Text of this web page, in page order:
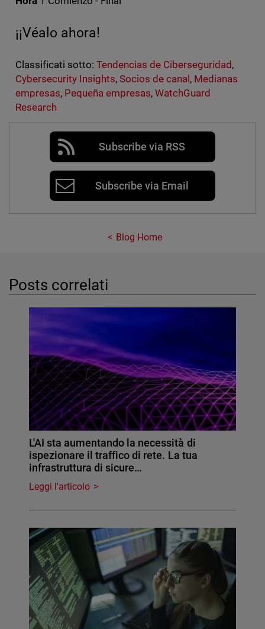
¡¡Véalo ahora!
Classificati sotto: Tendencias de Ciberseguridad ,
Cybersecurity Insights, Socios de canal , Medianas
empresas, Pequeña empresas, WatchGuard
Research
Subscribe via RSS
Subscribe via Email
Blog Home
Posts correlati
L'AI sta aumentando la necessità di
ispezionare il traffico di rete. La tua
infrastruttura di sicure…
Leggi l'articolo